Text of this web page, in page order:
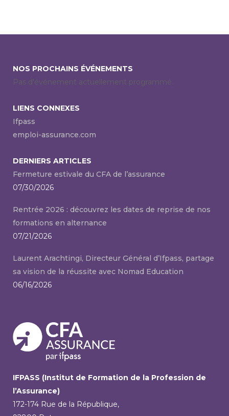
NOS PROCHAINS ÉVÉNEMENTS
Pas d'événement actuellement programmé.
LIENS CONNEXES
Ifpass
emploi-assurance.com
DERNIERS ARTICLES
Fermeture estivale du CFA de l’assurance
07/30/2026
Rentrée 2026 : découvrez les dates de reprise de nos
formations en alternance
07/21/2026
Laurent Arachtingi, Directeur Général d’Ifpass, partage
sa vision de la réussite avec Nomad Education
06/16/2026
IFPASS (Institut de Formation de la Profession de
l’Assurance)
172-174 Rue de la République,